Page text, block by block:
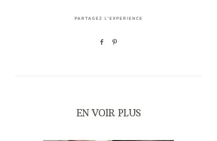
PARTAGEZ L'EXPERIENCE
EN VOIR PLUS